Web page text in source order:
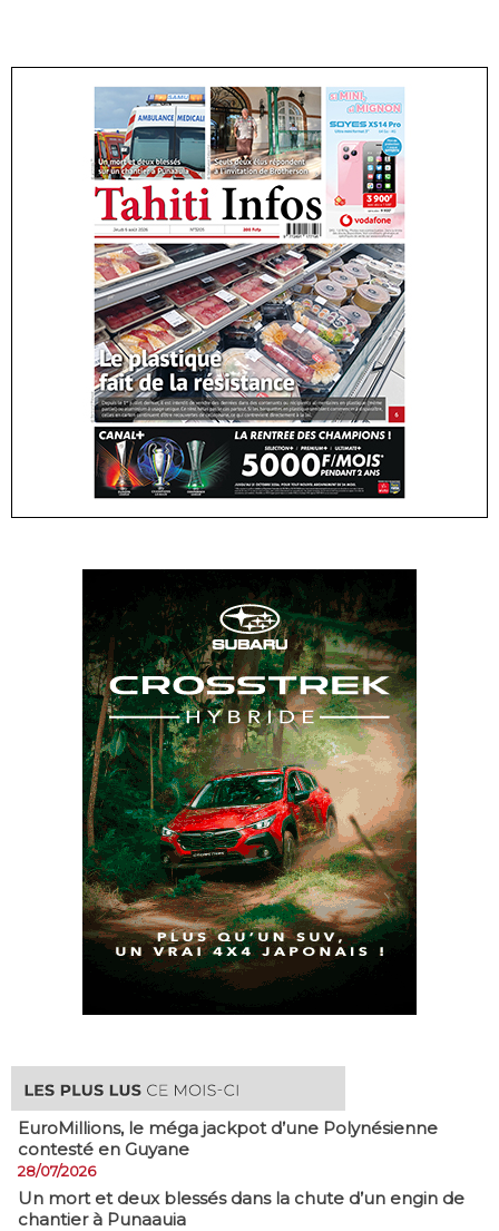
EuroMillions, ​le méga jackpot d’une Polynésienne
contesté en Guyane
28/07/2026
​Un mort et deux blessés dans la chute d’un engin de
chantier à Punaauia